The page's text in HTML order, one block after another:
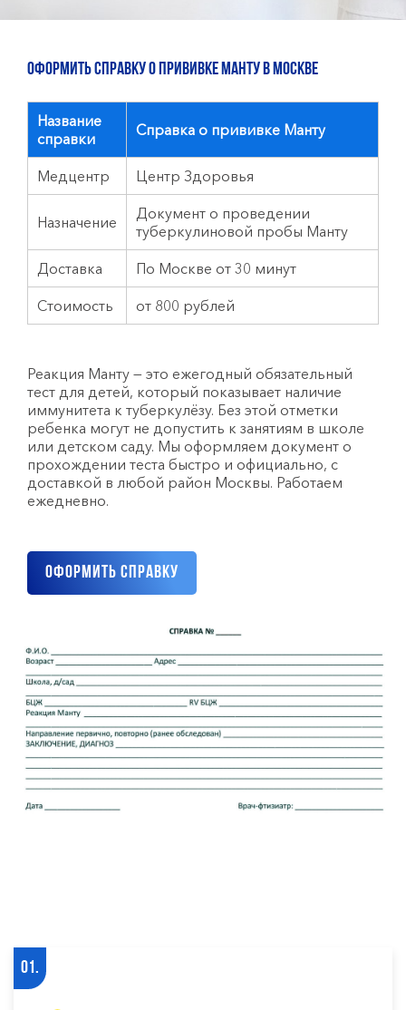
Оформить справку о прививке Манту в Москве
Название
справки
Справка о прививке Манту
Медцентр Центр Здоровья
Назначение
Документ о проведении
туберкулиновой пробы Манту
Доставка По Москве от 30 минут
Стоимость от 800 рублей
Реакция Манту — это ежегодный обязательный
тест для детей, который показывает наличие
иммунитета к туберкулёзу. Без этой отметки
ребенка могут не допустить к занятиям в школе
или детском саду. Мы оформляем документ о
прохождении теста быстро и официально, с
доставкой в любой район Москвы. Работаем
ежедневно.
Оформить справку
01.